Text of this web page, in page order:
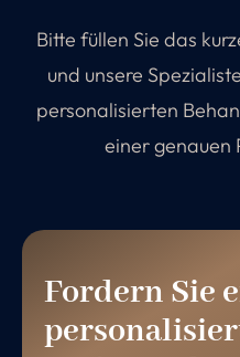
Bitte füllen Sie das
und unsere
personalisierten
einer genauen
Fordern Sie